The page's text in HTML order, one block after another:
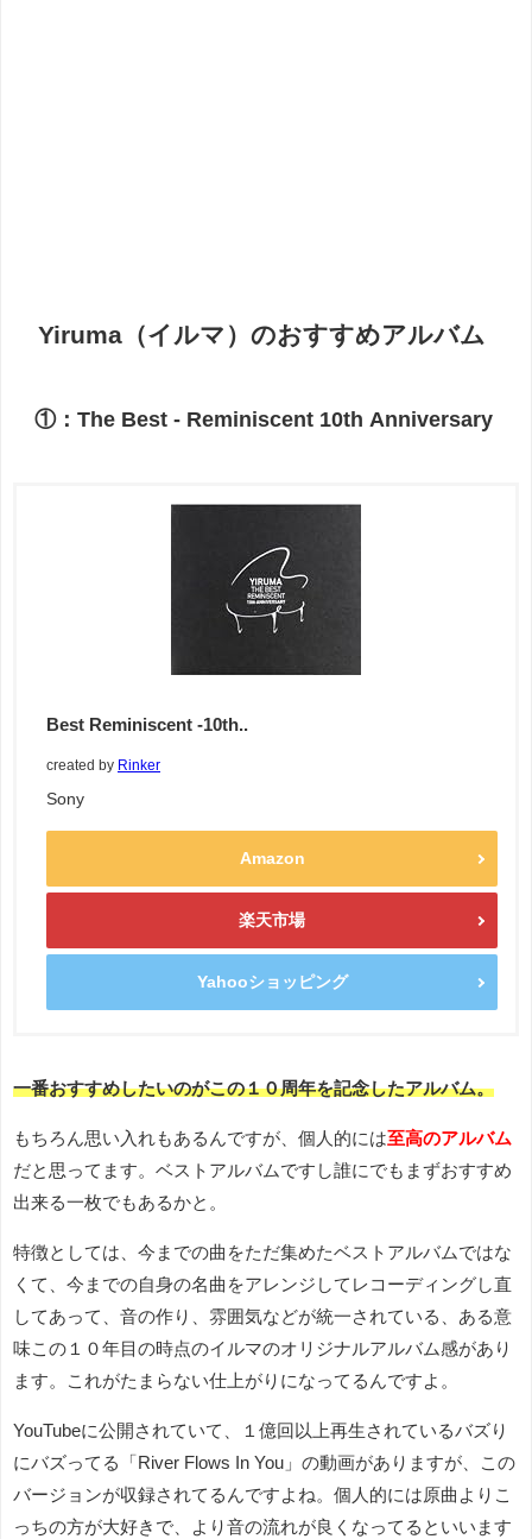
Yiruma（イルマ）のおすすめアルバム
①：The Best - Reminiscent 10th Anniversary
Best Reminiscent -10th..
created by Rinker
Sony
Amazon
楽天市場
Yahooショッピング
一番おすすめしたいのがこの１０周年を記念したアルバム。
もちろん思い入れもあるんですが、個人的には至高のアルバム
だと思ってます。ベストアルバムですし誰にでもまずおすすめ
出来る一枚でもあるかと。
特徴としては、今までの曲をただ集めたベストアルバムではな
くて、今までの自身の名曲をアレンジしてレコーディングし直
してあって、音の作り、雰囲気などが統一されている、ある意
味この１０年目の時点のイルマのオリジナルアルバム感があり
ます。これがたまらない仕上がりになってるんですよ。
YouTubeに公開されていて、１億回以上再生されているバズり
にバズってる「River Flows In You」の動画がありますが、この
バージョンが収録されてるんですよね。個人的には原曲よりこ
っちの方が大好きで、より音の流れが良くなってるといいます